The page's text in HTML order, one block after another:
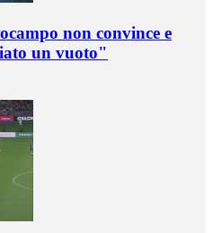
non convince e
un vuoto"